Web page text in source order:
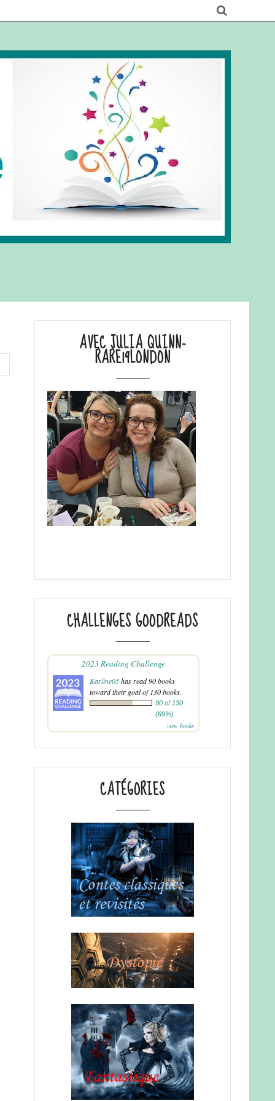
AVEC JULIA QUINN-
RARE19LONDON
CHALLENGES GOODREADS
2023 Reading Challenge
Karline05has read 90 books
toward their goal of 130 books.
90 of 130
(69%)
view books
CATÉGORIES